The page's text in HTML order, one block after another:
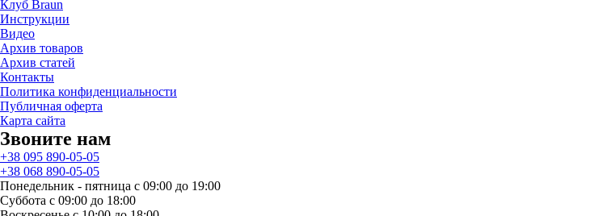
Клуб Braun
Инструкции
Видео
Архив товаров
Архив статей
Контакты
Политика конфиденциальности
Публичная оферта
Карта сайта
Звоните нам
+38 095 890-05-05
+38 068 890-05-05
Понедельник - пятница с 09:00 до 19:00
Суббота с 09:00 до 18:00